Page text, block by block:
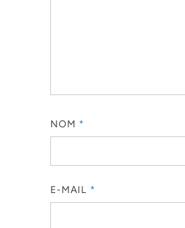
NOM *
E-MAIL *